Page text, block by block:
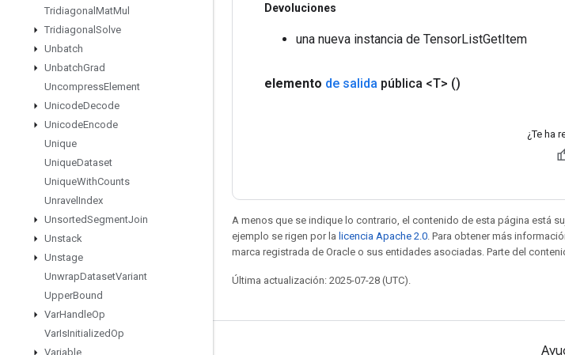
Tridiagonal MatMul
Tridiagonal Solve
Unbatch
UnbatchGrad
UncompressElement
UnicodeDecode
UnicodeEncode
Unique
UniqueDataset
UniqueWithCounts
Unravel Index
UnsortedSegmentJoin
Unstack
Unstage
UnwrapDatasetVariant
UpperBound
VarHandleOp
VarIsInitializedOp
Variable
Devoluciones
una nueva instancia de TensorListGetItem
elemento de salida pública <T> ()
¿Te ha
A menos que se indique lo contrario, el contenido de esta página está
ejemplo se rigen por la licencia Apache 2.0 . Para obtener más
marca registrada de Oracle o sus entidades asociadas. Parte del
Última actualización: 2025-07-28 (UTC).
Seguir conectado